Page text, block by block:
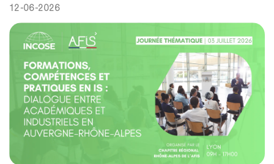
12-06-2026